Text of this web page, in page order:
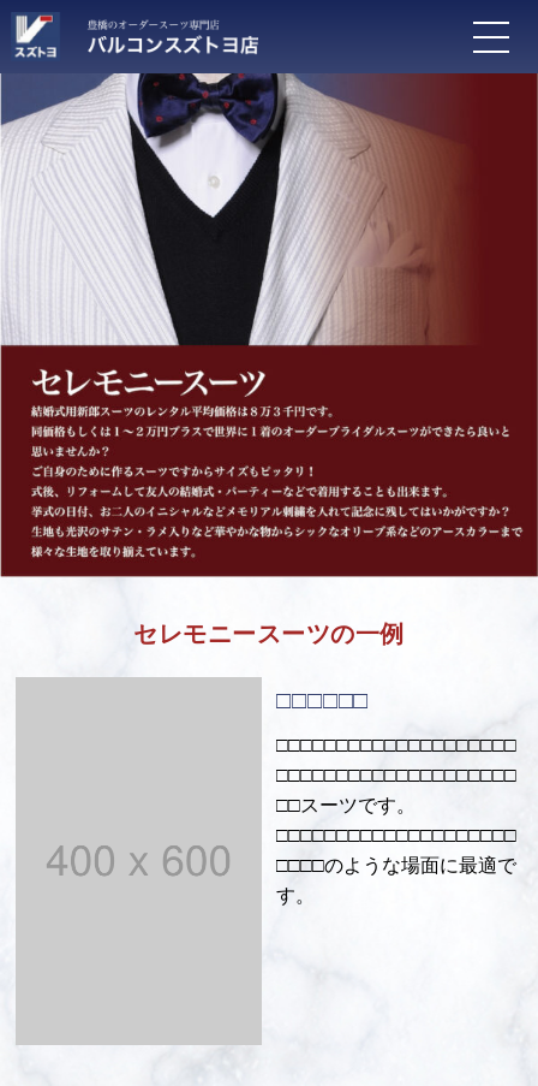
ホーム> オーダースーツ> セレモニースーツ
セレモニースーツの一例
□□□□□□
□□□□□□□□□□□□□□□□□□□□
□□□□□□□□□□□□□□□□□□□□
□□スーツです。
□□□□□□□□□□□□□□□□□□□□
□□□□のような場面に最適で
す。